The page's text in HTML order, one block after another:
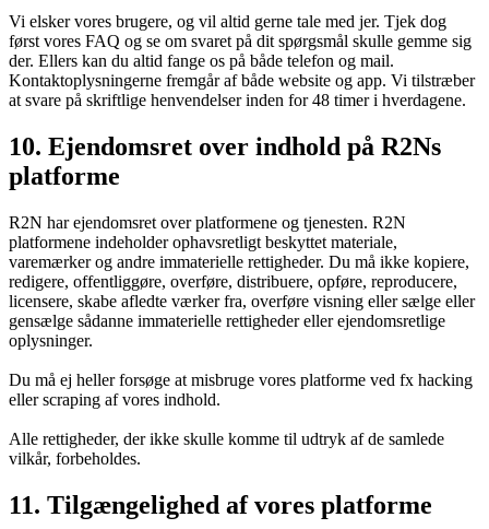
Vi elsker vores brugere, og vil altid gerne tale med jer. Tjek dog
først vores FAQ og se om svaret på dit spørgsmål skulle gemme sig
der. Ellers kan du altid fange os på både telefon og mail.
Kontaktoplysningerne fremgår af både website og app. Vi tilstræber
at svare på skriftlige henvendelser inden for 48 timer i hverdagene.
10. Ejendomsret over indhold på R2Ns
platforme
R2N har ejendomsret over platformene og tjenesten. R2N
platformene indeholder ophavsretligt beskyttet materiale,
varemærker og andre immaterielle rettigheder. Du må ikke kopiere,
redigere, offentliggøre, overføre, distribuere, opføre, reproducere,
licensere, skabe afledte værker fra, overføre visning eller sælge eller
gensælge sådanne immaterielle rettigheder eller ejendomsretlige
oplysninger.
Du må ej heller forsøge at misbruge vores platforme ved fx hacking
eller scraping af vores indhold.
Alle rettigheder, der ikke skulle komme til udtryk af de samlede
vilkår, forbeholdes.
11. Tilgængelighed af vores platforme